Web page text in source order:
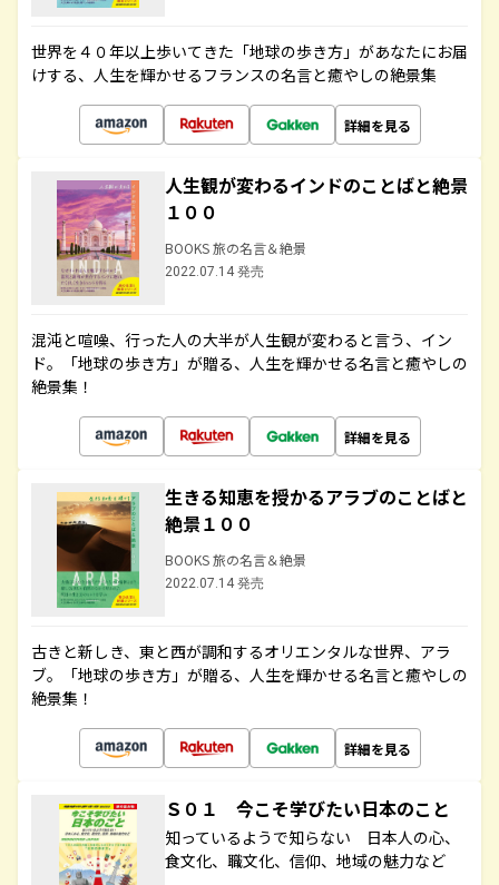
世界を４０年以上歩いてきた「地球の歩き方」があなたにお届
けする、人生を輝かせるフランスの名言と癒やしの絶景集
詳細を見る
人生観が変わるインドのことばと絶景
１００
BOOKS 旅の名言＆絶景
2022.07.14 発売
混沌と喧噪、行った人の大半が人生観が変わると言う、イン
ド。「地球の歩き方」が贈る、人生を輝かせる名言と癒やしの
絶景集！
詳細を見る
生きる知恵を授かるアラブのことばと
絶景１００
BOOKS 旅の名言＆絶景
2022.07.14 発売
古きと新しき、東と西が調和するオリエンタルな世界、アラ
ブ。「地球の歩き方」が贈る、人生を輝かせる名言と癒やしの
絶景集！
詳細を見る
Ｓ０１ 今こそ学びたい日本のこと
知っているようで知らない 日本人の心、
食文化、職文化、信仰、地域の魅力など